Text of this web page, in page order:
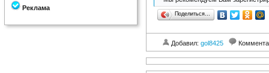
Реклама
Поделиться…
Добавил: gol8425